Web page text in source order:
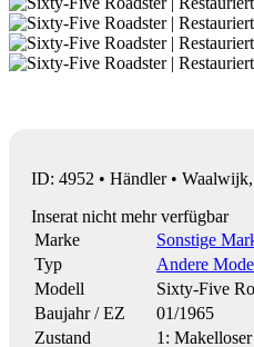
ID: 4952 • Händler •
Inserat nicht mehr verfügbar
Marke
Sonstige
Typ
Andere
Modell
Sixty-Five
Baujahr / EZ
01/1965
Zustand
1: